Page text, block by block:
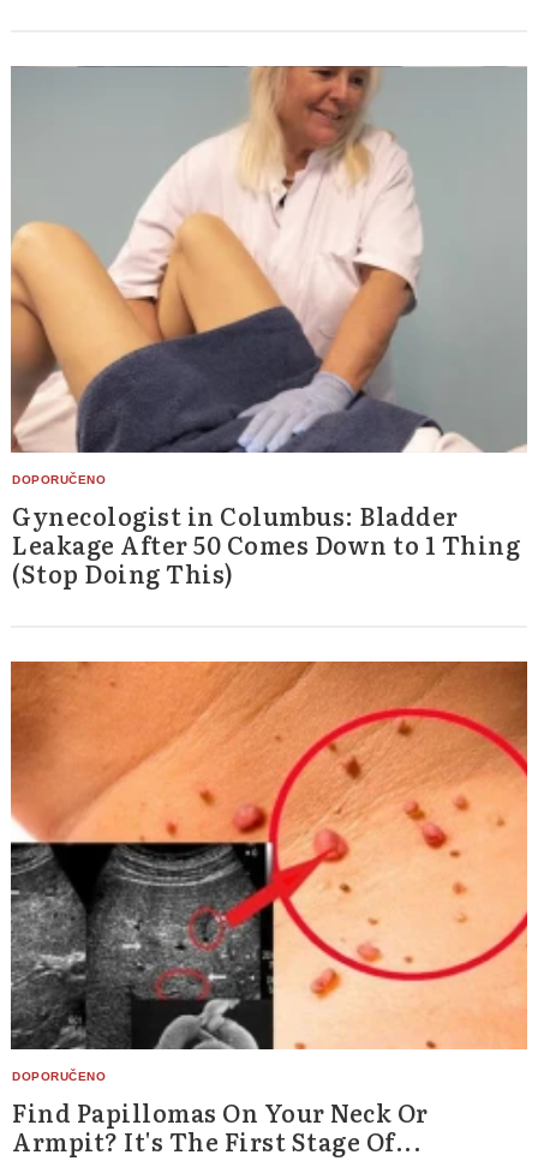
Gynecologist in Columbus: Bladder
Leakage After 50 Comes Down to 1 Thing
(Stop Doing This)
Find Papillomas On Your Neck Or
Armpit? It's The First Stage Of...